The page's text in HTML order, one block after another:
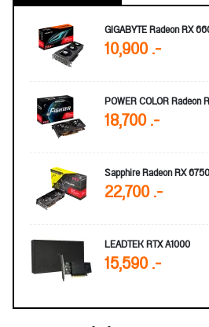
GIGABYTE Radeon RX
10,900 .-
POWER COLOR Radeon
18,700 .-
Sapphire Radeon RX
22,700 .-
LEADTEK RTX A1000
15,590 .-